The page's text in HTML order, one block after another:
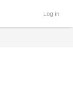
Log in